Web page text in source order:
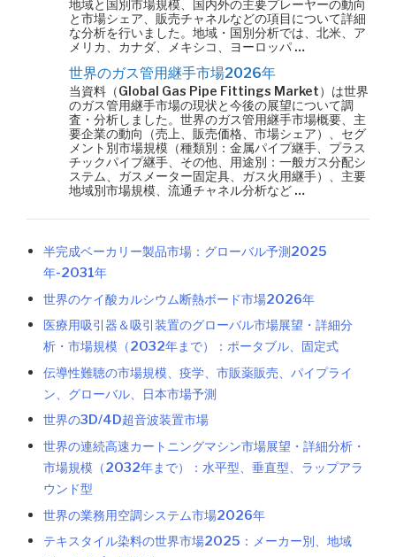
地域と国別市場規模、国内外の主要プレーヤーの動向
と市場シェア、販売チャネルなどの項目について詳細
な分析を行いました。地域・国別分析では、北米、ア
メリカ、カナダ、メキシコ、ヨーロッパ …
世界のガス管用継手市場2026年
当資料（Global Gas Pipe Fittings Market）は世界
のガス管用継手市場の現状と今後の展望について調
査・分析しました。世界のガス管用継手市場概要、主
要企業の動向（売上、販売価格、市場シェア）、セグ
メント別市場規模（種類別：金属パイプ継手、プラス
チックパイプ継手、その他、用途別：一般ガス分配シ
ステム、ガスメーター固定具、ガス火用継手）、主要
地域別市場規模、流通チャネル分析など …
半完成ベーカリー製品市場：グローバル予測2025
年-2031年
世界のケイ酸カルシウム断熱ボード市場2026年
医療用吸引器＆吸引装置のグローバル市場展望・詳細分
析・市場規模（2032年まで）：ポータブル、固定式
伝導性難聴の市場規模、疫学、市販薬販売、パイプライ
ン、グローバル、日本市場予測
世界の3D/4D超音波装置市場
世界の連続高速カートニングマシン市場展望・詳細分析・
市場規模（2032年まで）：水平型、垂直型、ラップアラ
ウンド型
世界の業務用空調システム市場2026年
テキスタイル染料の世界市場2025：メーカー別、地域